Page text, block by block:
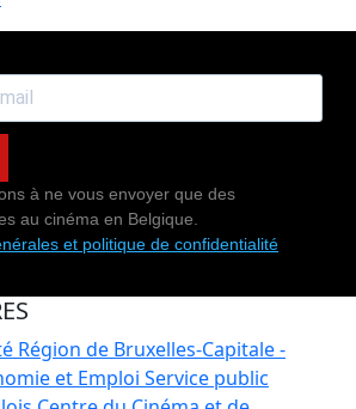
à ne vous envoyer que des
au cinéma en Belgique.
et politique de confidentialité
Région de Bruxelles-Capitale -
et Emploi Service public